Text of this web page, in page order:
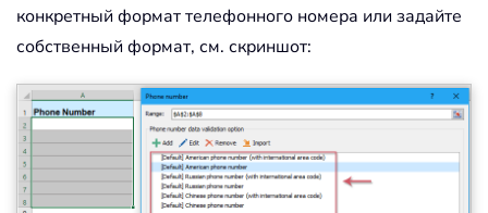
конкретный формат телефонного номера или задайте
собственный формат, см. скриншот: